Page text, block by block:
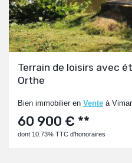
Terrain de loisirs avec
Orthe
Bien immobilier en Vente à
60 900 € **
dont 10.73% TTC d'honoraires